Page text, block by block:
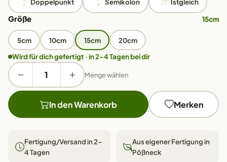
Doppelpunkt Semikolon Istgleich
Größe 15cm
5cm 10cm 15cm
20cm
Wird für dich gefertigt · in 2–4 Tagen bei dir
Menge wählen
In den Warenkorb Merken
Fertigung/Versand in 2–
4 Tagen
Aus eigener Fertigung in
Pößneck